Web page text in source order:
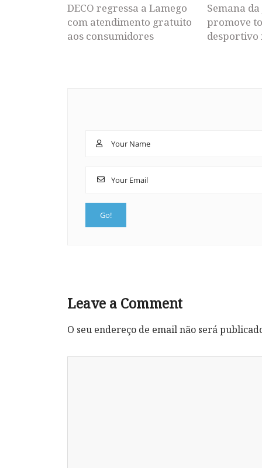
DECO regressa a Lamego
com atendimento gratuito
aos consumidores
Semana
promove
Leave a Comment
O seu endereço de email não será